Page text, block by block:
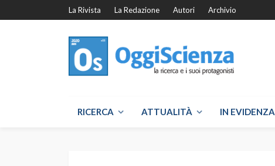
La Rivista La Redazione Autori Archivio
RICERCA ATTUALITÀ IN EVIDENZA